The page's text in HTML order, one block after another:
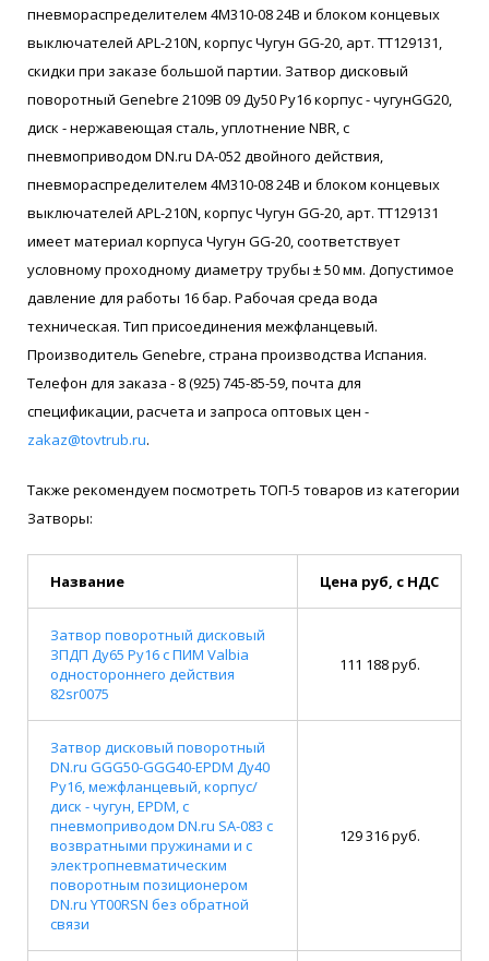
пневмораспределителем 4M310-08 24В и блоком концевых
выключателей APL-210N, корпус Чугун GG-20, арт. ТТ129131,
скидки при заказе большой партии. Затвор дисковый
поворотный Genebre 2109В 09 Ду50 Ру16 корпус - чугунGG20,
диск - нержавеющая сталь, уплотнение NBR, с
пневмоприводом DN.ru DA-052 двойного действия,
пневмораспределителем 4M310-08 24В и блоком концевых
выключателей APL-210N, корпус Чугун GG-20, арт. ТТ129131
имеет материал корпуса Чугун GG-20, соответствует
условному проходному диаметру трубы ± 50 мм. Допустимое
давление для работы 16 бар. Рабочая среда вода
техническая. Тип присоединения межфланцевый.
Производитель Genebre, страна производства Испания.
Телефон для заказа - 8 (925) 745-85-59, почта для
спецификации, расчета и запроса оптовых цен -
zakaz@tovtrub.ru.
Также рекомендуем посмотреть ТОП-5 товаров из категории
Затворы:
Название Цена руб, с НДС
Затвор поворотный дисковый
ЗПДП Ду65 Ру16 с ПИМ Valbia
одностороннего действия
82sr0075
111 188 руб.
Затвор дисковый поворотный
DN.ru GGG50-GGG40-EPDM Ду40
Ру16, межфланцевый, корпус/
диск - чугун, EPDM, с
пневмоприводом DN.ru SA-083 с
возвратными пружинами и с
электропневматическим
поворотным позиционером
DN.ru YT00RSN без обратной
связи
129 316 руб.